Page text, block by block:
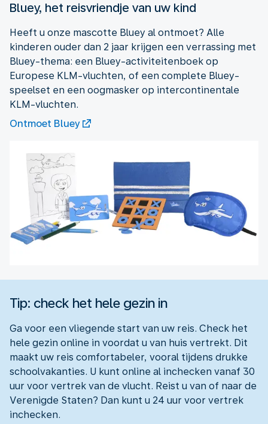
Bluey, het reisvriendje van uw kind
Heeft u onze mascotte Bluey al ontmoet? Alle
kinderen ouder dan 2 jaar krijgen een verrassing met
Bluey-thema: een Bluey-activiteitenboek op
Europese KLM-vluchten, of een complete Bluey-
speelset en een oogmasker op intercontinentale
KLM-vluchten.
Ontmoet Bluey
Tip: check het hele gezin in
Ga voor een vliegende start van uw reis. Check het
hele gezin online in voordat u van huis vertrekt. Dit
maakt uw reis comfortabeler, vooral tijdens drukke
schoolvakanties. U kunt online al inchecken vanaf 30
uur voor vertrek van de vlucht. Reist u van of naar de
Verenigde Staten? Dan kunt u 24 uur voor vertrek
inchecken.